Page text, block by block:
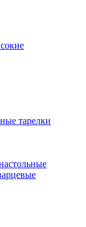
тарелки